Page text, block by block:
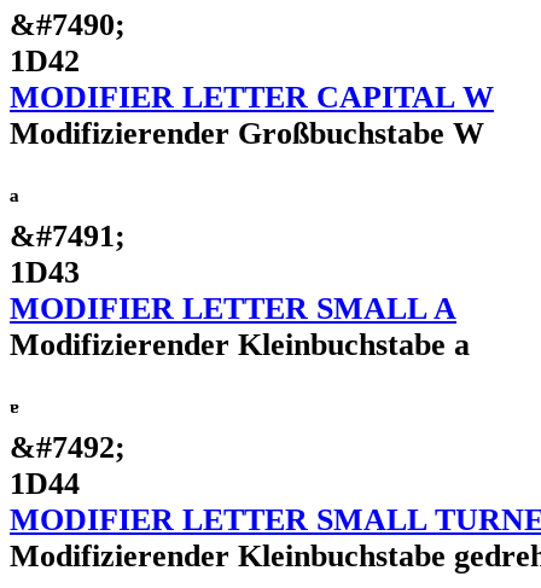
&#7490;
1D42
MODIFIER LETTER CAPITAL W
Modifizierender Großbuchstabe W
ᵃ
&#7491;
1D43
MODIFIER LETTER SMALL A
Modifizierender Kleinbuchstabe a
ᵄ
&#7492;
1D44
MODIFIER LETTER SMALL
Modifizierender Kleinbuchstabe